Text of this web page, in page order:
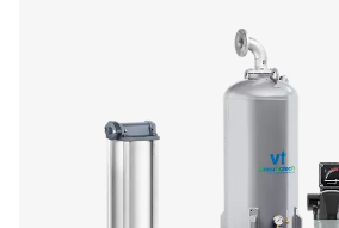
Een
Lees hieronder meer over